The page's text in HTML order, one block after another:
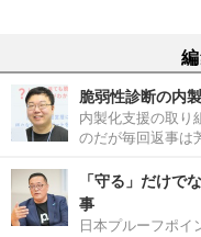
脆弱性診断の内
内製化支援の取り
のだが毎回返事は
「守る」だけで
事
日本プルーフポイ